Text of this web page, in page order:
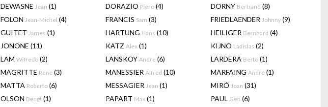
DEWASNE Jean (1) DORAZIO Piero (4) DORNY Bertrand (8)
FOLON Jean-Michel (4) FRANCIS Sam (3) FRIEDLAENDER Johnny (9)
GUITET James (1) HARTUNG Hans (10) HEILIGER Bernhard (4)
JONONE (11) KATZ Alex (1) KIJNO Ladislas (2)
LAM Wifredo (2) LANSKOY Andre (6) LARDERA Berto (1)
MAGRITTE Rene (3) MANESSIER Alfred (10) MARFAING André (1)
MATTA Roberto (6) MESSAGIER Jean (1) MIRÓ Joan (31)
OLSON Bengt (1) PAPART Max (1) PAUL Gen (6)